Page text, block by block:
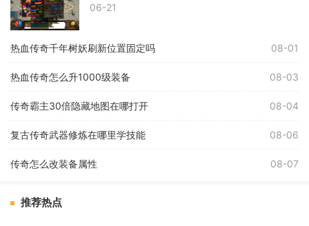
06-21
热血传奇千年树妖刷新位置固定吗 08-01
热血传奇怎么升1000级装备 08-03
传奇霸主30倍隐藏地图在哪打开 08-04
复古传奇武器修炼在哪里学技能 08-06
传奇怎么改装备属性 08-07
推荐热点